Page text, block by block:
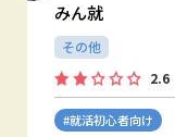
みん就
その他
2.6
#就活初心者向け